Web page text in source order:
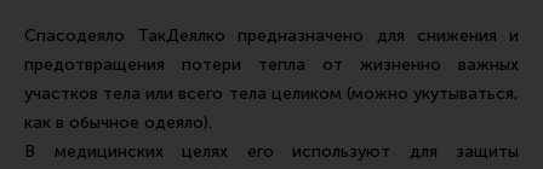
Чистка, уход за оружием и релоадинг
Оружейная химия
Инструменты и другие аксессуары
Шомполы и наборы для чистки
Спасодеяло ТакДеялко предназначено для снижения и
предотвращения потери тепла от жизненно важных
участков тела или всего тела целиком (можно укутываться,
как в обычное одеяло).
В медицинских целях его используют для защиты